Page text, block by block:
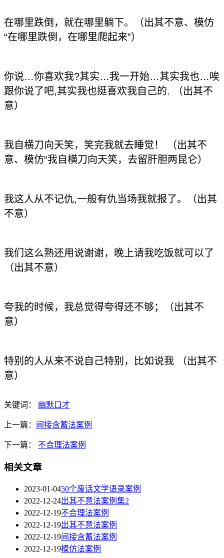
在哪里跌倒，就在哪里躺下。（出其不意、模仿
“在哪里跌倒，在哪里爬起来”）
你说…你喜欢我?其实…我一开始…其实我也…唉
跟你说了吧,其实我也挺喜欢我自己的. （出其不
意）
我自横刀向天笑，笑完我就去睡觉！ （出其不
意、模仿“我自横刀向天笑，去留肝胆两昆仑）
我这人从不记仇,一般有仇当场我就报了。（出其
不意）
我们这么熟还用说谢谢，晚上请我吃饭就可以了
（出其不意）
夸我的时候，我总觉得夸得还不够；（出其不
意）
特别的人从来不说自己特别，比如说我 （出其不
意）
关键词： 幽默口才
上一篇： 间接含蓄法案例
下一篇： 不合理法案例
相关文章
2023-01-0450个废话文学语录案例
2022-12-24出其不意法案例集2
2022-12-19不合理法案例
2022-12-19出其不意法案例
2022-12-19间接含蓄法案例
2022-12-19模仿法案例